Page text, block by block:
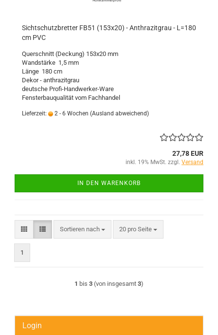
Sichtschutzbretter FB51 (153x20) - Anthrazitgrau - L=180
cm PVC
Querschnitt (Deckung) 153x20 mm
Wandstärke 1,5 mm
Länge 180 cm
Dekor - anthrazitgrau
deutsche Profi-Handwerker-Ware
Fensterbauqualität vom Fachhandel
Lieferzeit: 2 - 6 Wochen (Ausland abweichend)
27,78 EUR
inkl. 19% MwSt. zzgl. Versand
IN DEN WARENKORB
Sortieren nach
Sortieren nach 20 pro Seite
pro Seite
1
1 bis 3 (von insgesamt 3)
Login